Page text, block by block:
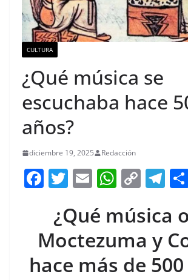
CULTURA
¿Qué música se
escuchaba hace
años?
diciembre 19, 2025 Redacción
F
e
b
T
itt
er
E
ai
l
W
at
s
A
C
p
y
Li
T
e
gr
a
¿Qué música
Moctezuma y
hace más de